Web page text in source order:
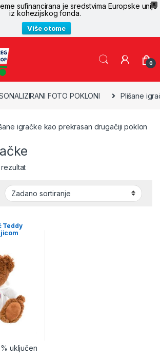
X
sufinancirana je sredstvima Europske unije
iz kohezijskog fonda.
Više o tome
0
FOTO POKLONI Plišane
igračke kao prekrasan drugačiji poklon
Teddy
uključen